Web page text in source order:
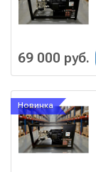
69 000 руб.
Новинка